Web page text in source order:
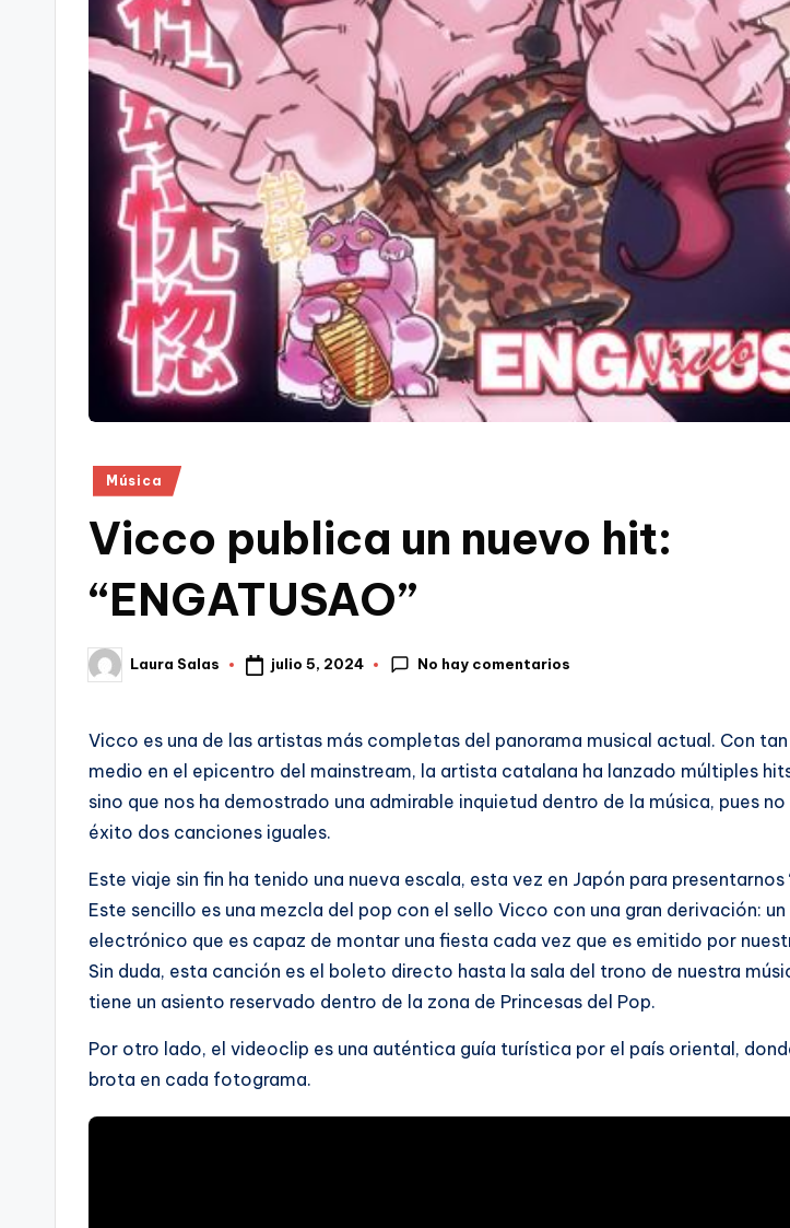
Publicado
Música
Vicco publica un nuevo hit:
“ENGATUSAO”
Publicado
por
Laura Salas julio 5, 2024 No hay comentarios
Vicco es una de las artistas más completas del panorama musical actual. Con
medio en el epicentro del mainstream, la artista catalana ha lanzado múltiples
sino que nos ha demostrado una admirable inquietud dentro de la música, pues
éxito dos canciones iguales.
Este viaje sin fin ha tenido una nueva escala, esta vez en Japón para presentarnos
Este sencillo es una mezcla del pop con el sello Vicco con una gran derivación:
electrónico que es capaz de montar una fiesta cada vez que es emitido por
Sin duda, esta canción es el boleto directo hasta la sala del trono de nuestra
tiene un asiento reservado dentro de la zona de Princesas del Pop.
Por otro lado, el videoclip es una auténtica guía turística por el país oriental,
brota en cada fotograma.